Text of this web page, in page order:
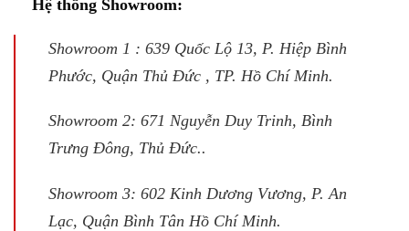
Hệ thống Showroom:
Showroom 1 : 639 Quốc Lộ 13, P. Hiệp Bình
Phước, Quận Thủ Đức , TP. Hồ Chí Minh.
Showroom 2: 671 Nguyễn Duy Trinh, Bình
Trưng Đông, Thủ Đức..
Showroom 3: 602 Kinh Dương Vương, P. An
Lạc, Quận Bình Tân Hồ Chí Minh.